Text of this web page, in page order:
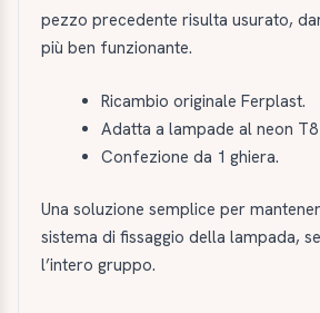
pezzo precedente risulta usurato,
più ben funzionante.
Ricambio originale Ferplast.
Adatta a lampade al neon
Confezione da 1 ghiera.
Una soluzione semplice per
sistema di fissaggio della lampada,
l’intero gruppo.